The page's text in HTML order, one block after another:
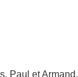
Paul et